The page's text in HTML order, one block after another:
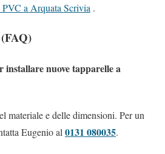
a Arquata Scrivia .
installare nuove tapparelle a
materiale e delle dimensioni. Per un
Eugenio al 0131 080035.